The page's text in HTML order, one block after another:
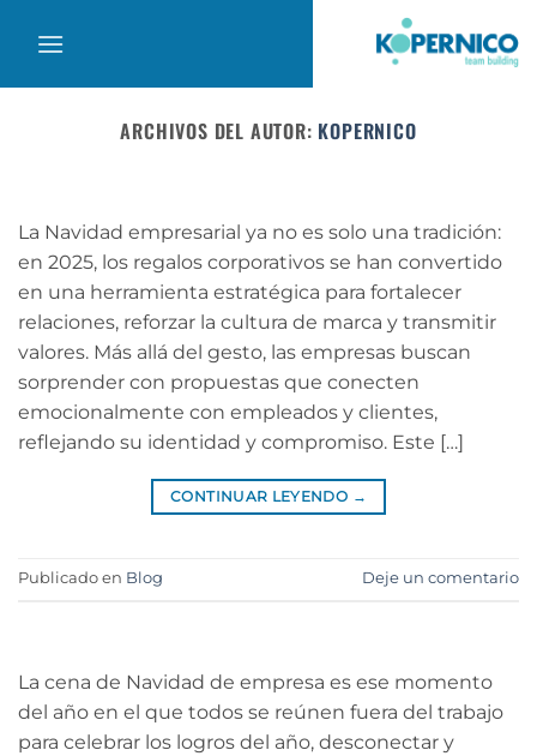
ARCHIVOS DEL AUTOR: KOPERNICO
La Navidad empresarial ya no es solo una tradición:
en 2025, los regalos corporativos se han convertido
en una herramienta estratégica para fortalecer
relaciones, reforzar la cultura de marca y transmitir
valores. Más allá del gesto, las empresas buscan
sorprender con propuestas que conecten
emocionalmente con empleados y clientes,
reflejando su identidad y compromiso. Este […]
CONTINUAR LEYENDO →
Publicado en Blog Deje un comentario
La cena de Navidad de empresa es ese momento
del año en el que todos se reúnen fuera del trabajo
para celebrar los logros del año, desconectar y